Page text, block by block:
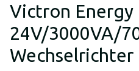
Victron Energy
24V/3000VA/